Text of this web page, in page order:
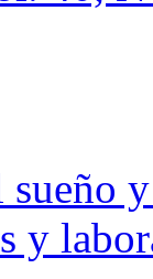
sueño
y